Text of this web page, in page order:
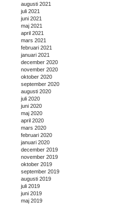
augusti 2021
juli 2021
juni 2021
maj 2021
april 2021
mars 2021
februari 2021
januari 2021
december 2020
november 2020
oktober 2020
september 2020
augusti 2020
juli 2020
juni 2020
maj 2020
april 2020
mars 2020
februari 2020
januari 2020
december 2019
november 2019
oktober 2019
september 2019
augusti 2019
juli 2019
juni 2019
maj 2019